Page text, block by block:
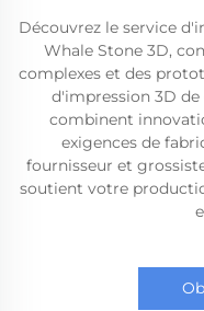
Découvrez le service
Whale Stone 3D,
complexes et des
d'impression 3D
combinent
exigences de
fournisseur et
soutient votre